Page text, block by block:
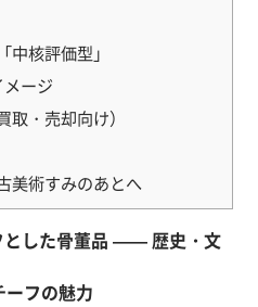
中核評価型」
ージ
・売却向け）
美術すみのあとへ
とした骨董品 —— 歴史・文
フの魅力